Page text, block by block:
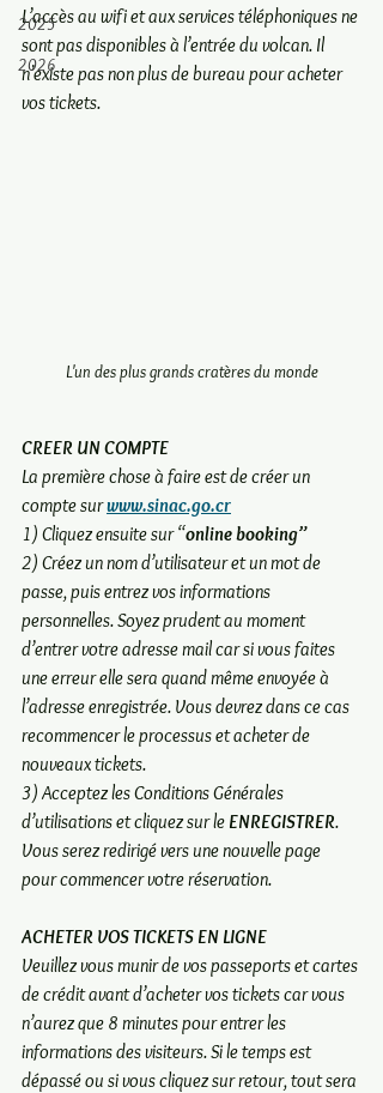
2025
2026
L’accès au wifi et aux services téléphoniques ne
sont pas disponibles à l’entrée du volcan. Il
n’existe pas non plus de bureau pour acheter
vos tickets.
L'un des plus grands cratères du monde
CREER UN COMPTE
La première chose à faire est de créer un
compte sur www.sinac.go.cr
1) Cliquez ensuite sur “online booking”
2) Créez un nom d’utilisateur et un mot de
passe, puis entrez vos informations
personnelles. Soyez prudent au moment
d’entrer votre adresse mail car si vous faites
une erreur elle sera quand même envoyée à
l’adresse enregistrée. Vous devrez dans ce cas
recommencer le processus et acheter de
nouveaux tickets.
3) Acceptez les Conditions Générales
d’utilisations et cliquez sur le ENREGISTRER.
Vous serez redirigé vers une nouvelle page
pour commencer votre réservation.
ACHETER VOS TICKETS EN LIGNE
Veuillez vous munir de vos passeports et cartes
de crédit avant d’acheter vos tickets car vous
n’aurez que 8 minutes pour entrer les
informations des visiteurs. Si le temps est
dépassé ou si vous cliquez sur retour, tout sera